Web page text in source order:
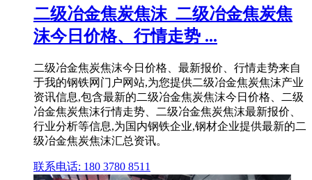
二级冶金焦炭焦沫_二级冶金焦炭焦
沫今日价格、行情走势 ...
二级冶金焦炭焦沫今日价格、最新报价、行情走势来自
于我的钢铁网门户网站,为您提供二级冶金焦炭焦沫产业
资讯信息,包含最新的二级冶金焦炭焦沫今日价格、二级
冶金焦炭焦沫行情走势、二级冶金焦炭焦沫最新报价、
行业分析等信息,为国内钢铁企业,钢材企业提供最新的二
级冶金焦炭焦沫汇总资讯。
联系电话: 180 3780 8511